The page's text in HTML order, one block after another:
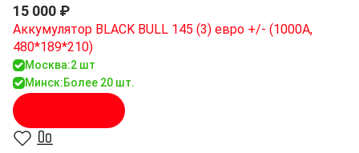
15 000 ₽
Аккумулятор BLACK BULL 145 (3) евро +/- (1000A,
480*189*210)
Москва:2 шт
Минск:Более 20 шт.